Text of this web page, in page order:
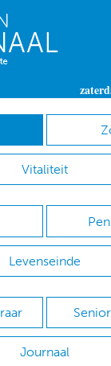
Vitaliteit
Levenseinde
Journaal